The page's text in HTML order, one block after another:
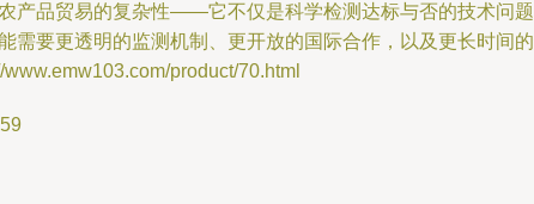
产品贸易的复杂性——它不仅是科学检测达标与否的技术问
需要更透明的监测机制、更开放的国际合作，以及更长时间的
product/70.html